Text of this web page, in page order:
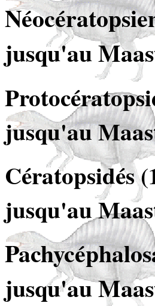
jusqu'au
jusqu'au
Cératopsidés
jusqu'au
jusqu'au